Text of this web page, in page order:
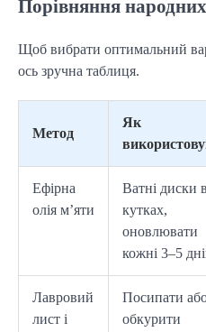
Порівняння
Щоб вибрати оптимальний
ось зручна таблиця.
Метод
Як
Ефірна
олія м’яти
Ватні диски в
кутках,
оновлювати
кожні 3–5
Лавровий
лист і
Посипати
обкурити